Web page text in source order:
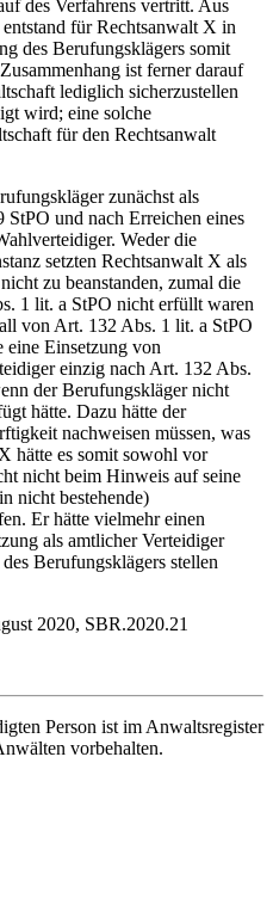
des Verfahrens vertritt. Aus
für Rechtsanwalt X in
des Berufungsklägers somit
ist ferner darauf
lediglich sicherzustellen
wird; eine solche
für den Rechtsanwalt
zunächst als
und nach Erreichen eines
Weder die
setzten Rechtsanwalt X als
zu beanstanden, zumal die
1 lit. a StPO nicht erfüllt waren
von Art. 132 Abs. 1 lit. a StPO
eine Einsetzung von
einzig nach Art. 132 Abs.
der Berufungskläger nicht
hätte. Dazu hätte der
nachweisen müssen, was
hätte es somit sowohl vor
nicht beim Hinweis auf seine
nicht bestehende)
Er hätte vielmehr einen
als amtlicher Verteidiger
Berufungsklägers stellen
2020, SBR.2020.21
Person ist im Anwaltsregister
vorbehalten.